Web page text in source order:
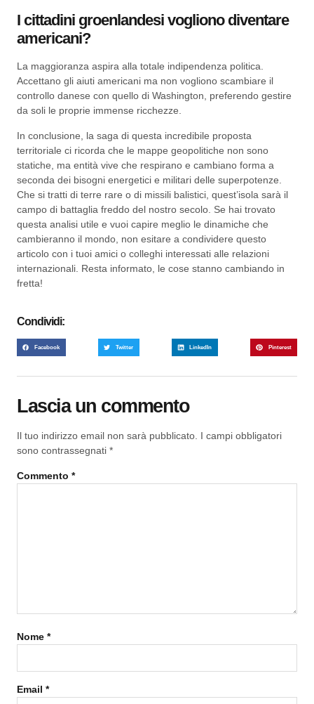
I cittadini groenlandesi vogliono diventare
americani?
La maggioranza aspira alla totale indipendenza politica.
Accettano gli aiuti americani ma non vogliono scambiare il
controllo danese con quello di Washington, preferendo gestire
da soli le proprie immense ricchezze.
In conclusione, la saga di questa incredibile proposta
territoriale ci ricorda che le mappe geopolitiche non sono
statiche, ma entità vive che respirano e cambiano forma a
seconda dei bisogni energetici e militari delle superpotenze.
Che si tratti di terre rare o di missili balistici, quest’isola sarà il
campo di battaglia freddo del nostro secolo. Se hai trovato
questa analisi utile e vuoi capire meglio le dinamiche che
cambieranno il mondo, non esitare a condividere questo
articolo con i tuoi amici o colleghi interessati alle relazioni
internazionali. Resta informato, le cose stanno cambiando in
fretta!
Condividi:
Facebook Twitter LinkedIn Pinterest
Lascia un commento
Il tuo indirizzo email non sarà pubblicato. I campi obbligatori
sono contrassegnati *
Commento *
Nome *
Email *